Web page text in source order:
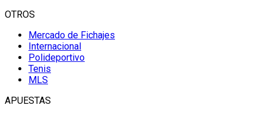
OTROS
Mercado de Fichajes
Internacional
Polideportivo
Tenis
MLS
APUESTAS